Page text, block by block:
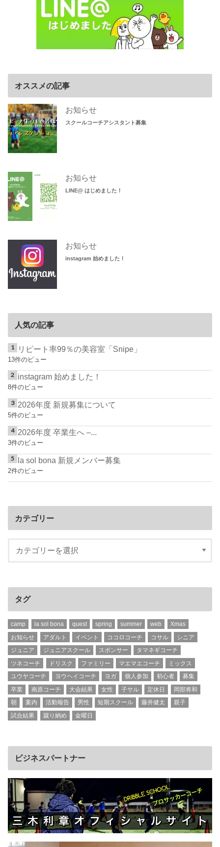
オススメの記事
お知らせ
スクールコーチアシスタント募集
お知らせ
LINE@ はじめました！
お知らせ
instagram 始めました！
人気の記事
リピート率99％の美容室「Snipe」
13件のビュー
instagram 始めました！
8件のビュー
2026年度 新規募集について
5件のビュー
2026年度 卒業生へ –...
3件のビュー
la sol bona 新規メンバー募集
2件のビュー
カテゴリー
タグ
camp la sol bona quest spring summer web
Xmas
お知らせ
アダルト イベント ココロコーチ コサル
シニア
ジュニア
ジュニアスクール スポンサー
タマネギコーチ
ツネコーチ
ドリスク ファミリー マエマエコーチ
ミックス
ユウヤコーチ
ヨウヘイコーチ ヨガ 個人参加 初心者
募集
卒業
南原コーチ 大会結果 女性 子サル 定休日
岡部将和
朝
案内 活動報告 男性 短期スクール 藤井健太
親子
試合結果
蹴り納め 金曜日
ビジネスパートナー